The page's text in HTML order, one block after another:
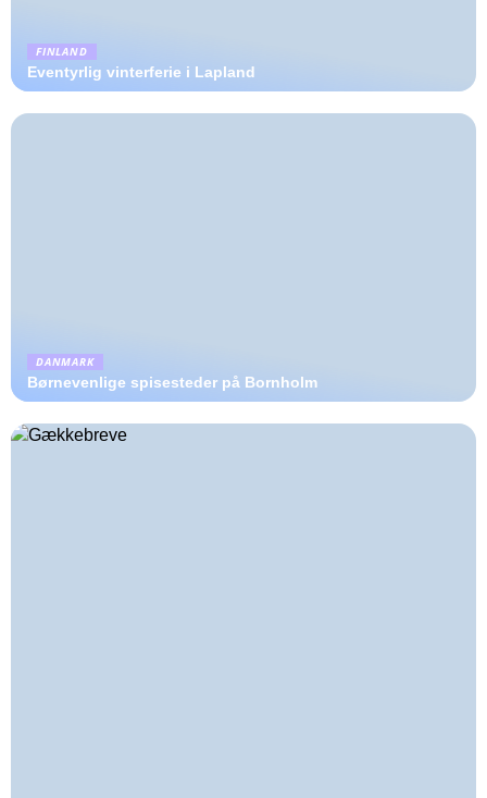
FINLAND
Eventyrlig vinterferie i Lapland
DANMARK
Børnevenlige spisesteder på Bornholm